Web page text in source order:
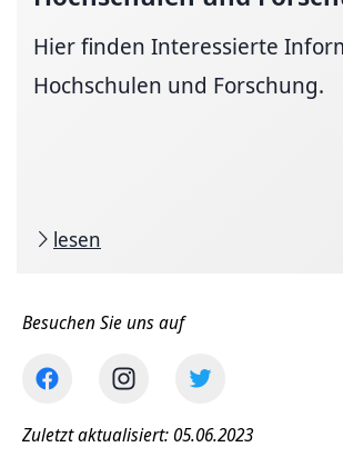
Hier finden Interessierte
Hochschulen und Forschung.
lesen
Besuchen Sie uns auf
Zuletzt aktualisiert: 05.06.2023